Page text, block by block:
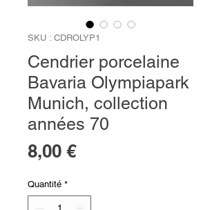
SKU : CDROLYP1
Cendrier porcelaine
Bavaria Olympiapark
Munich, collection
années 70
8,00 €Prix
Quantité *